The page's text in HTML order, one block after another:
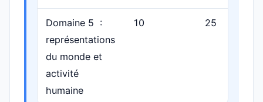
Domaine 5 :
représentations
du monde et
activité
humaine
10 25